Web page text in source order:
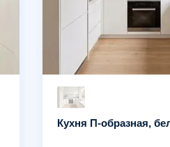
Кухня П-образная,